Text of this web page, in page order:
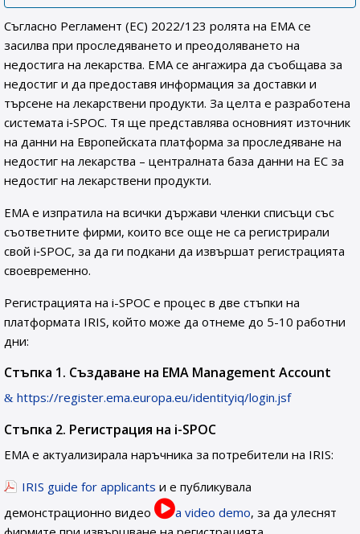
Съгласно Регламент (ЕС) 2022/123 ролята на ЕМА се
засилва при проследяването и преодоляването на
недостига на лекарства. ЕМА се ангажира да съобщава за
недостиг и да предоставя информация за доставки и
търсене на лекарствени продукти. За целта е разработена
системата i‑SPOC. Тя ще представлява основният източник
на данни на Европейската платформа за проследяване на
недостиг на лекарства – централната база данни на ЕС за
недостиг на лекарствени продукти.
ЕМА е изпратила на всички държави членки списъци със
съответните фирми, които все още не са регистрирали
свой i‑SPOC, за да ги подкани да извършат регистрацията
своевременно.
Регистрацията на i-SPOC е процес в две стъпки на
платформата IRIS, който може да отнеме до 5-10 работни
дни:
Стъпка 1. Създаване на EMA Management Account
https://register.ema.europa.eu/identityiq/login.jsf
Стъпка 2. Регистрация на i-SPOC
ЕМА е актуализирала наръчника за потребители на IRIS:
IRIS guide for applicants и е публикувала
демонстрационно видео
a video demo, за да улеснят